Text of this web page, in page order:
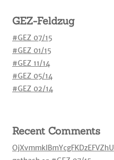
GEZ-Feldzug
#GEZ 07/15
#GEZ 01/15
#GEZ 11/14
#GEZ 05/14
#GEZ 02/14
Recent Comments
OjXvmmkIBmYcgFKDzEFVZhU